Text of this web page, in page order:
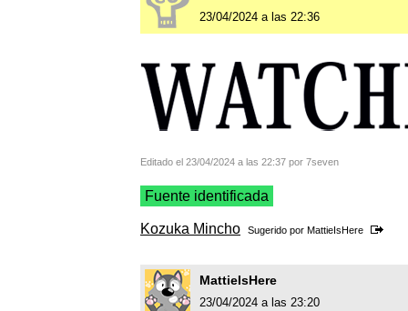
23/04/2024 a las 22:36
Editado el 23/04/2024 a las 22:37 por 7seven
Fuente identificada
Kozuka Mincho Sugerido por MattieIsHere
MattieIsHere
23/04/2024 a las 23:20